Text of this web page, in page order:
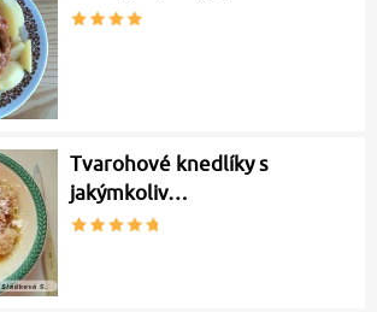
Tvarohové knedlíky s
jakýmkoliv…